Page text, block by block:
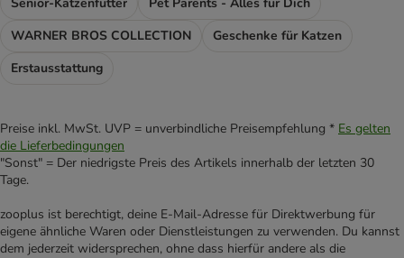
WARNER BROS COLLECTION
Geschenke für Katzen
Erstausstattung
Preise inkl. MwSt. UVP = unverbindliche Preisempfehlung * Es gelten
die Lieferbedingungen
"Sonst" = Der niedrigste Preis des Artikels innerhalb der letzten 30
Tage.
zooplus ist berechtigt, deine E-Mail-Adresse für Direktwerbung für
eigene ähnliche Waren oder Dienstleistungen zu verwenden. Du kannst
dem jederzeit widersprechen, ohne dass hierfür andere als die